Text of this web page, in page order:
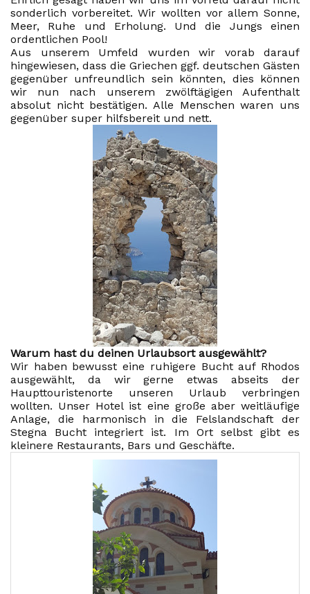
sonderlich vorbereitet. Wir wollten vor allem Sonne,
Meer, Ruhe und Erholung. Und die Jungs einen
ordentlichen Pool!
Aus unserem Umfeld wurden wir vorab darauf
hingewiesen, dass die Griechen ggf. deutschen Gästen
gegenüber unfreundlich sein könnten, dies können
wir nun nach unserem zwölftägigen Aufenthalt
absolut nicht bestätigen. Alle Menschen waren uns
gegenüber super hilfsbereit und nett.
Warum hast du deinen Urlaubsort ausgewählt?
Wir haben bewusst eine ruhigere Bucht auf Rhodos
ausgewählt, da wir gerne etwas abseits der
Haupttouristenorte unseren Urlaub verbringen
wollten. Unser Hotel ist eine große aber weitläufige
Anlage, die harmonisch in die Felslandschaft der
Stegna Bucht integriert ist. Im Ort selbst gibt es
kleinere Restaurants, Bars und Geschäfte.